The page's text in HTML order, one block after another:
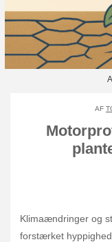
AF
Klimaændringer og
forstærket